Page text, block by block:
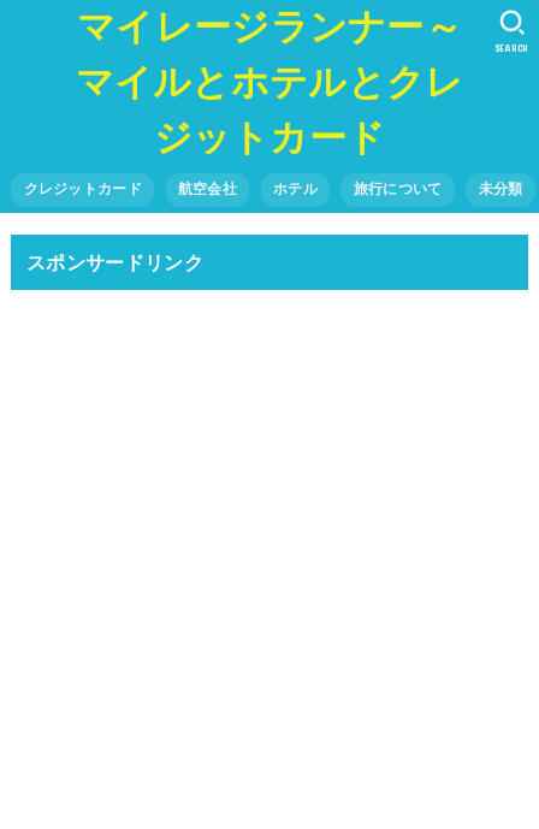
マイレージランナー～
マイルとホテルとクレ
ジットカード
クレジットカード 航空会社 ホテル 旅行について 未分類
SEARCH
スポンサードリンク